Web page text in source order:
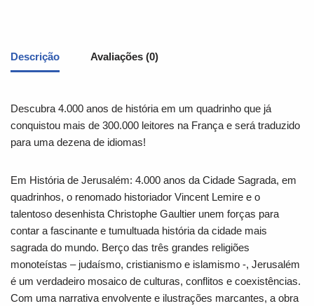
Descrição Avaliações (0)
Descubra 4.000 anos de história em um quadrinho que já
conquistou mais de 300.000 leitores na França e será traduzido
para uma dezena de idiomas!
Em História de Jerusalém: 4.000 anos da Cidade Sagrada, em
quadrinhos, o renomado historiador Vincent Lemire e o
talentoso desenhista Christophe Gaultier unem forças para
contar a fascinante e tumultuada história da cidade mais
sagrada do mundo. Berço das três grandes religiões
monoteístas – judaísmo, cristianismo e islamismo -, Jerusalém
é um verdadeiro mosaico de culturas, conflitos e coexistências.
Com uma narrativa envolvente e ilustrações marcantes, a obra